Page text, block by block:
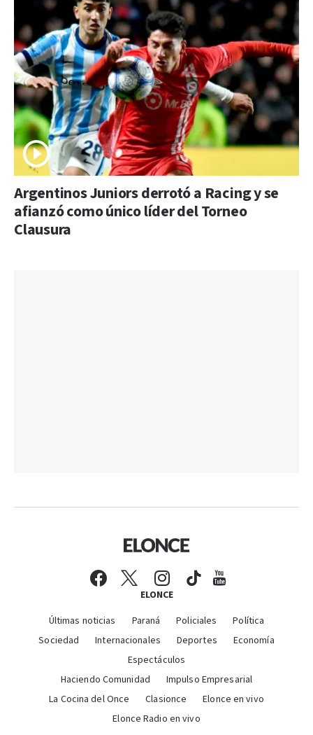
Argentinos Juniors derrotó a Racing y se
afianzó como único líder del Torneo
Clausura
ELONCE
Últimas noticias Paraná Policiales
Política
Sociedad
Internacionales Deportes
Economía
Espectáculos
Haciendo Comunidad
Impulso Empresarial
La Cocina del Once
Clasionce
Elonce en vivo
Elonce Radio en vivo